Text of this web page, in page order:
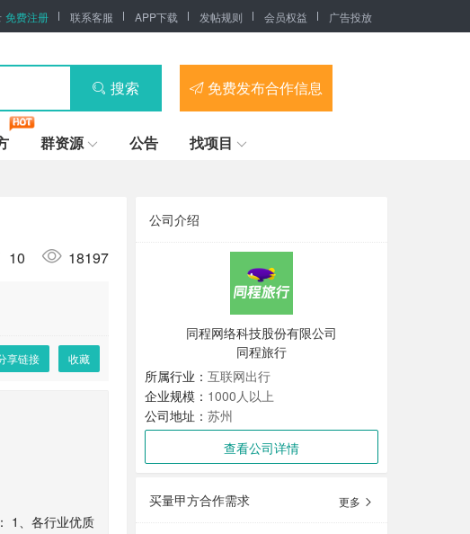
免费注册 联系客服 APP下载 发帖规则 会员权益 广告投放
搜索 免费发布合作信息
群资源 公告 找项目
10 18197
享链接 收藏
1、各行业优质
公司介绍
同程网络科技股份有限公司
同程旅行
所属行业： 互联网出行
企业规模： 1000人以上
公司地址： 苏州
查看公司详情
买量甲方合作需求 更多